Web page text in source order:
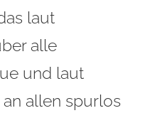
laut
alle
und laut
allen spurlos